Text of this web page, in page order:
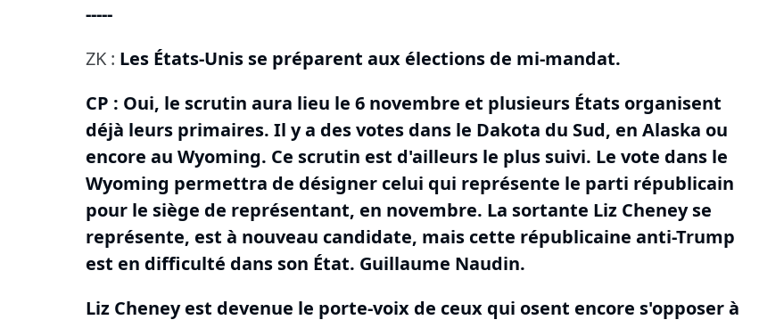
-----
ZK : Les États-Unis se préparent aux élections de mi-mandat.
CP : Oui, le scrutin aura lieu le 6 novembre et plusieurs États organisent
déjà leurs primaires. Il y a des votes dans le Dakota du Sud, en Alaska ou
encore au Wyoming. Ce scrutin est d'ailleurs le plus suivi. Le vote dans le
Wyoming permettra de désigner celui qui représente le parti républicain
pour le siège de représentant, en novembre. La sortante Liz Cheney se
représente, est à nouveau candidate, mais cette républicaine anti-Trump
est en difficulté dans son État. Guillaume Naudin.
Liz Cheney est devenue le porte-voix de ceux qui osent encore s'opposer à